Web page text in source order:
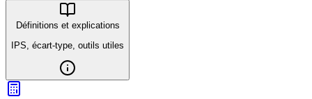
Définitions et explications
IPS, écart-type, outils utiles